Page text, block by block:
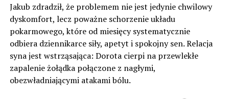
Jakub zdradził, że problemem nie jest jedynie chwilowy
dyskomfort, lecz poważne schorzenie układu
pokarmowego, które od miesięcy systematycznie
odbiera dziennikarce siły, apetyt i spokojny sen. Relacja
syna jest wstrząsająca: Dorota cierpi na przewlekłe
zapalenie żołądka połączone z nagłymi,
obezwładniającymi atakami bólu.